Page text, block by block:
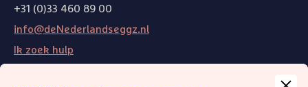
+31 (0)33 460 89 00
info@deNederlandseggz.nl
Ik zoek hulp